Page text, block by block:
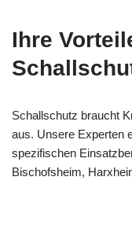
Ihre
Schallschutz braucht
aus. Unsere Experten
spezifischen
Bischofsheim,